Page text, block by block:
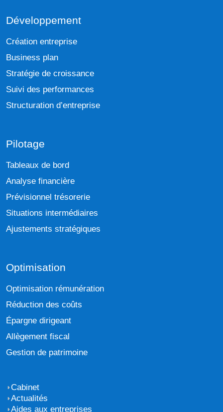
Développement
Création entreprise
Business plan
Stratégie de croissance
Suivi des performances
Structuration d’entreprise
Pilotage
Tableaux de bord
Analyse financière
Prévisionnel trésorerie
Situations intermédiaires
Ajustements stratégiques
Optimisation
Optimisation rémunération
Réduction des coûts
Épargne dirigeant
Allègement fiscal
Gestion de patrimoine
Cabinet
Actualités
Aides aux entreprises